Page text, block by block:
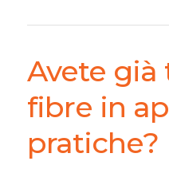
Avete già
fibre in
pratiche?